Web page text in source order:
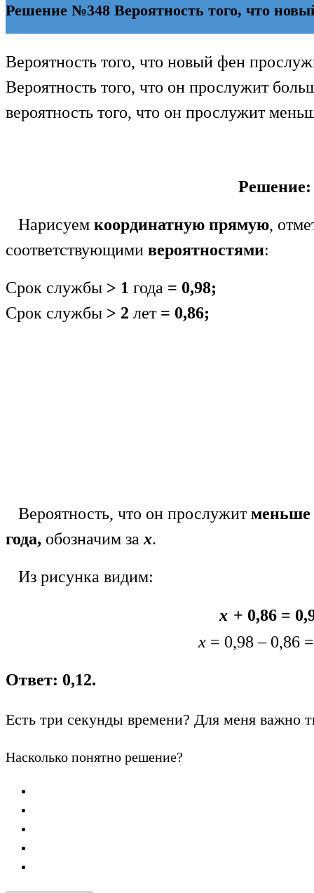
Решение №348 Вероятность того, что
Вероятность того, что новый фен
Вероятность того, что он прослужит
вероятность того, что он прослужит
Решение:
Нарисуем координатную прямую,
соответствующими вероятностями:
Срок службы > 1 года = 0,98;
Срок службы > 2 лет = 0,86;
Вероятность, что он прослужит меньше
года, обозначим зах.
Из рисунка видим:
х + 0,86 =
х = 0,98 – 0,86
Ответ: 0,12.
Есть три секунды времени? Для меня важно
Насколько понятно решение?